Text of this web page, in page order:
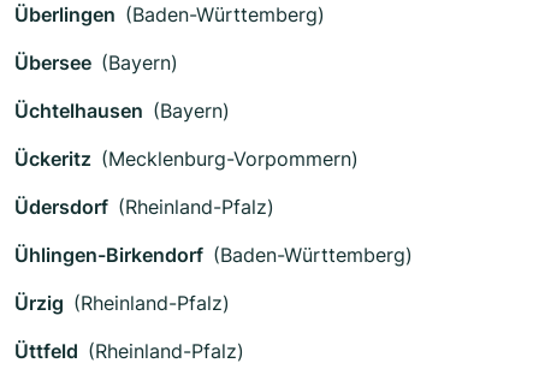
Überlingen (Baden-Württemberg)
Übersee (Bayern)
Üchtelhausen (Bayern)
Ückeritz (Mecklenburg-Vorpommern)
Üdersdorf (Rheinland-Pfalz)
Ühlingen-Birkendorf (Baden-Württemberg)
Ürzig (Rheinland-Pfalz)
Üttfeld (Rheinland-Pfalz)